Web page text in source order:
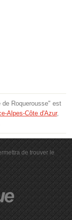
de Roquerousse" est
Alpes-Côte d'Azur,
de trouver le